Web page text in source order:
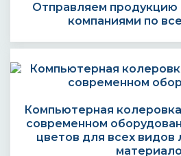
Отправляем продукцию
компаниями по
Компьютерная
современном
цветов для всех видов